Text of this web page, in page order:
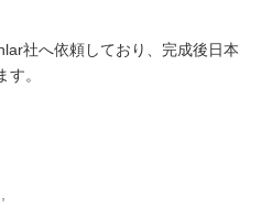
社へ依頼しており、完成後日本
。